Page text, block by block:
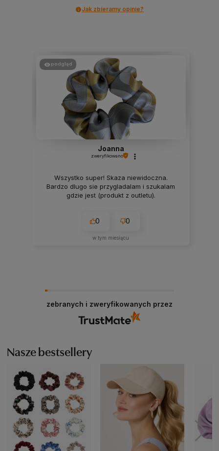
Jak zbieramy opinie?
podgląd
Joanna
zweryfikowano
Wszystko super! Skaza niewidoczna.
Bardzo dlugo sie przygladalam i szukalam
gdzie jest (produkt z outletu).
0 0
w tym miesiącu
zebranych i zweryfikowanych przez
Nasze bestsellery